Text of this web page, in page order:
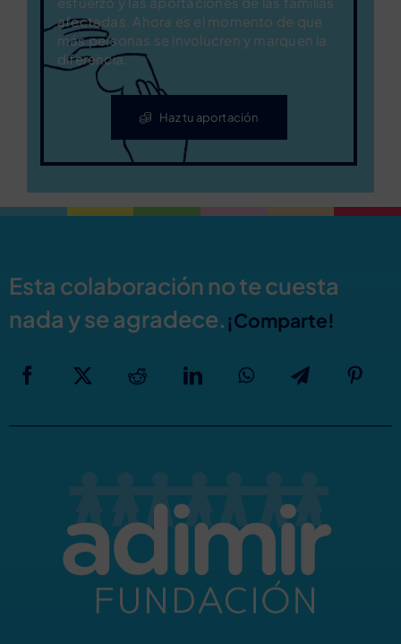
afectadas. Ahora es el momento de que
más personas se involucren y marquen la
diferencia.
Haz tu aportación
Esta colaboración no te cuesta
nada y se agradece.¡Comparte!